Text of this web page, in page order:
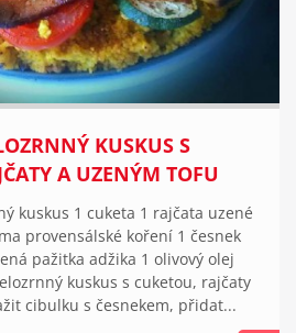
KUSKUS S
A UZENÝM TOFU
kuskus 1 cuketa 1 rajčata uzené
provensálské koření 1 česnek
pažitka adžika 1 olivový olej
kuskus s cuketou, rajčaty
cibulku s česnekem, přidat...